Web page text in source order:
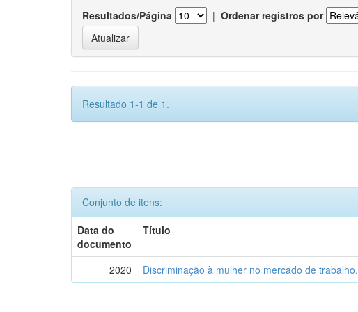
Resultados/Página | Ordenar registros por
Resultado 1-1 de 1.
Conjunto de itens:
Data do
documento
Título
2020 Discriminação à mulher no mercado de trabalho.